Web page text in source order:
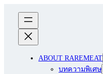
ABOUT RAREMEAT
บทความพิเศษ